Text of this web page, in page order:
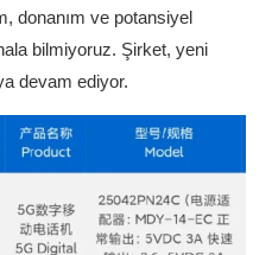
donanım ve potansiyel
bilmiyoruz. Şirket, yeni
devam ediyor.